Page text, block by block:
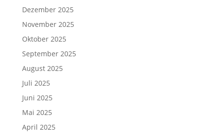
Dezember 2025
November 2025
Oktober 2025
September 2025
August 2025
Juli 2025
Juni 2025
Mai 2025
April 2025